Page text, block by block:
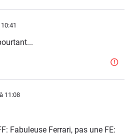
à 11:08
Fabuleuse Ferrari, pas une FE: